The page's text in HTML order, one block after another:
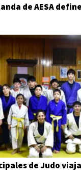
de AESA
de Judo